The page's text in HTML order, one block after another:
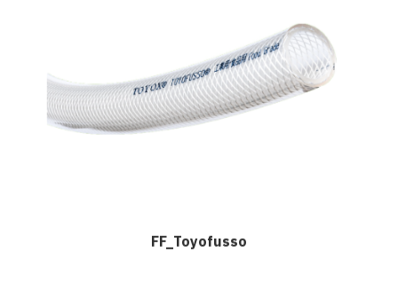
FF_Toyofusso